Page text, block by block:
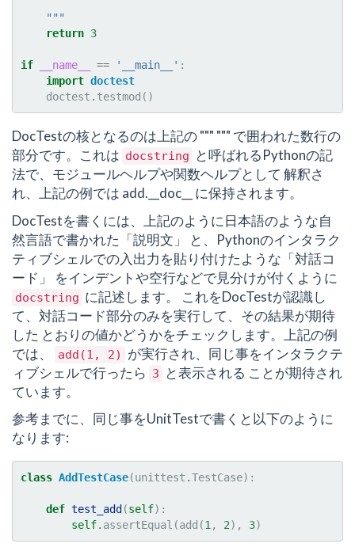
    """
return 3
if __name__ == '__main__' :
import doctest
doctest . testmod ()
DocTestの核となるのは上記の """ """ で囲われた数行の
部分です。これは docstring
と呼ばれるPythonの記
法で、モジュールヘルプや関数ヘルプとして 解釈さ
れ、上記の例では add.__doc__ に保持されます。
DocTestを書くには、上記のように日本語のような自
然言語で書かれた「説明文」 と、Pythonのインタラク
ティブシェルでの入出力を貼り付けたような「対話コ
ード」 をインデントや空行などで見分けが付くように
docstring に記述します。 これをDocTestが認識し
て、対話コード部分のみを実行して、その結果が期待
した とおりの値かどうかをチェックします。上記の例
では、
add(1, 2)
が実行され、同じ事をインタラクテ
ィブシェルで行ったら 3
と表示される ことが期待され
ています。
参考までに、同じ事をUnitTestで書くと以下のように
なります:
class AddTestCase(unittest .TestCase):
def test_add (self):
self. assertEqual (add (1 , 2), 3)